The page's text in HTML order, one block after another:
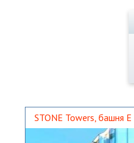
STONE Towers, башня Е